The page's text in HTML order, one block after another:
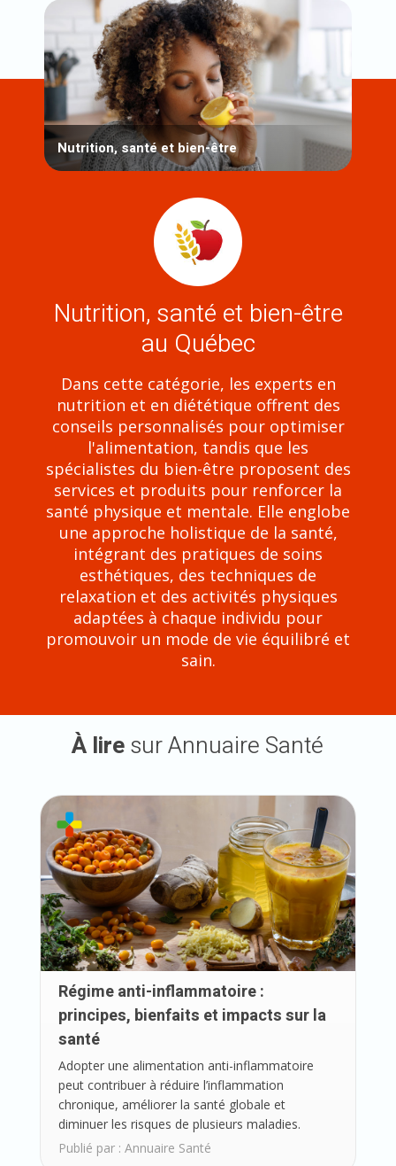
Nutrition, santé et bien-être
Nutrition, santé et bien-être
au Québec
Dans cette catégorie, les experts en
nutrition et en diététique offrent des
conseils personnalisés pour optimiser
l'alimentation, tandis que les
spécialistes du bien-être proposent des
services et produits pour renforcer la
santé physique et mentale. Elle englobe
une approche holistique de la santé,
intégrant des pratiques de soins
esthétiques, des techniques de
relaxation et des activités physiques
adaptées à chaque individu pour
promouvoir un mode de vie équilibré et
sain.
À liresur Annuaire Santé
Régime anti-inflammatoire :
principes, bienfaits et impacts sur la
santé
Adopter une alimentation anti-inflammatoire
peut contribuer à réduire l’inflammation
chronique, améliorer la santé globale et
diminuer les risques de plusieurs maladies.
Publié par : Annuaire Santé